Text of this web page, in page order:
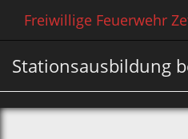
Freiwillige Feuerwehr
Stationsausbildung